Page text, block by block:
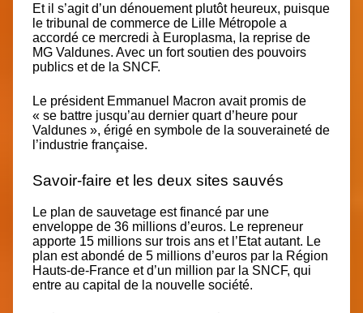
Et il s’agit d’un dénouement plutôt heureux, puisque
le tribunal de commerce de Lille Métropole a
accordé ce mercredi à Europlasma, la reprise de
MG Valdunes. Avec un fort soutien des pouvoirs
publics et de la SNCF.
Le président Emmanuel Macron avait promis de
« se battre jusqu’au dernier quart d’heure pour
Valdunes », érigé en symbole de la souveraineté de
l’industrie française.
Savoir-faire et les deux sites sauvés
Le plan de sauvetage est financé par une
enveloppe de 36 millions d’euros. Le repreneur
apporte 15 millions sur trois ans et l’Etat autant. Le
plan est abondé de 5 millions d’euros par la Région
Hauts-de-France et d’un million par la SNCF, qui
entre au capital de la nouvelle société.